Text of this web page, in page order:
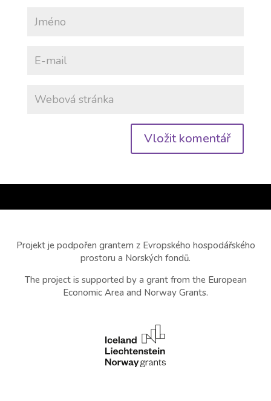
Projekt je podpořen grantem z Evropského hospodářského
prostoru a Norských fondů.
The project is supported by a grant from the European
Economic Area and Norway Grants.